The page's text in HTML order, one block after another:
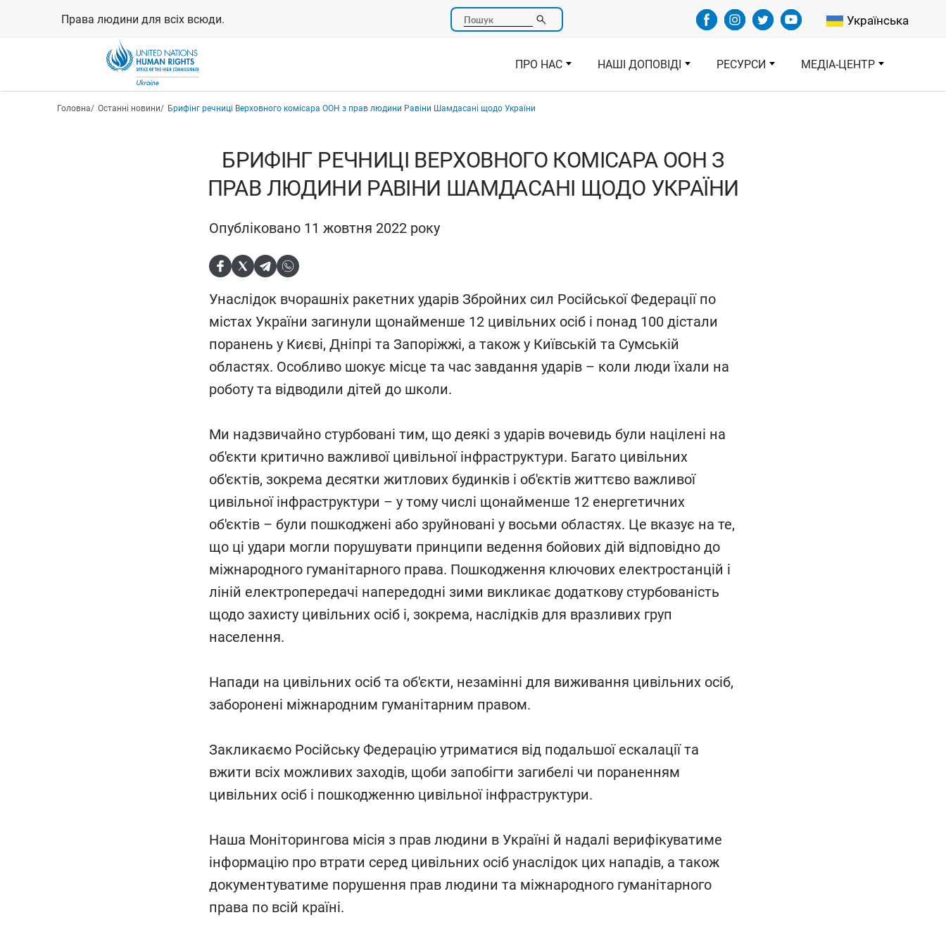
Права людини для всіх всюди. Пошук Select your
Українська
ПРО НАС НАШІ ДОПОВІДІ РЕСУРСИ МЕДІА-ЦЕНТР
Рядок навіґації
Головна Останні новини Брифінг речниці Верховного комісара ООН з прав людини Равіни Шамдасані щодо України
БРИФІНГ РЕЧНИЦІ ВЕРХОВНОГО КОМІСАРА ООН З
ПРАВ ЛЮДИНИ РАВІНИ ШАМДАСАНІ ЩОДО УКРАЇНИ
Опубліковано 11 жовтня 2022 року
Унаслідок вчорашніх ракетних ударів Збройних сил Російської Федерації по
містах України загинули щонайменше 12 цивільних осіб і понад 100 дістали
поранень у Києві, Дніпрі та Запоріжжі, а також у Київській та Сумській
областях. Особливо шокує місце та час завдання ударів – коли люди їхали на
роботу та відводили дітей до школи.
Ми надзвичайно стурбовані тим, що деякі з ударів вочевидь були націлені на
об'єкти критично важливої цивільної інфраструктури. Багато цивільних
об'єктів, зокрема десятки житлових будинків і об'єктів життєво важливої
цивільної інфраструктури – у тому числі щонайменше 12 енергетичних
об'єктів – були пошкоджені або зруйновані у восьми областях. Це вказує на те,
що ці удари могли порушувати принципи ведення бойових дій відповідно до
міжнародного гуманітарного права. Пошкодження ключових електростанцій і
ліній електропередачі напередодні зими викликає додаткову стурбованість
щодо захисту цивільних осіб і, зокрема, наслідків для вразливих груп
населення.
Напади на цивільних осіб та об'єкти, незамінні для виживання цивільних осіб,
заборонені міжнародним гуманітарним правом.
Закликаємо Російську Федерацію утриматися від подальшої ескалації та
вжити всіх можливих заходів, щоби запобігти загибелі чи пораненням
цивільних осіб і пошкодженню цивільної інфраструктури.
Наша Моніторингова місія з прав людини в Україні й надалі верифікуватиме
інформацію про втрати серед цивільних осіб унаслідок цих нападів, а також
документуватиме порушення прав людини та міжнародного гуманітарного
права по всій країні.